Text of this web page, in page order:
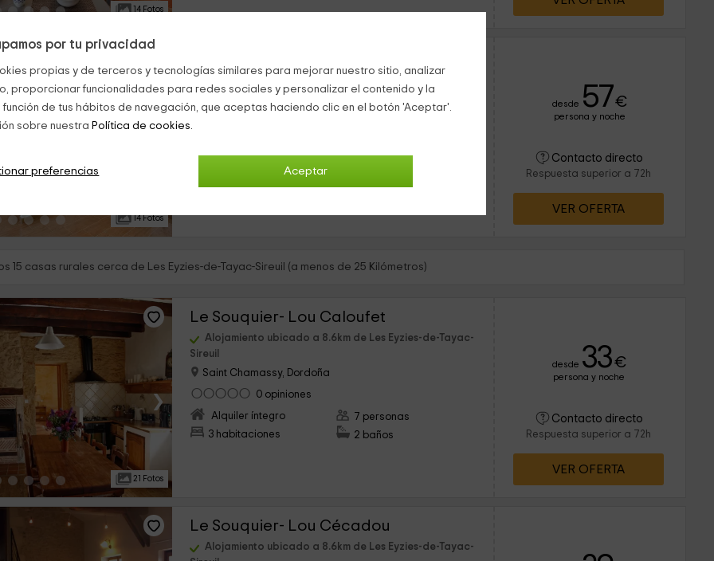
por tu privacidad
propias y de terceros y tecnologías similares para mejorar nuestro sitio, analizar
proporcionar funcionalidades para redes sociales y personalizar el contenido y la
de tus hábitos de navegación, que aceptas haciendo clic en el botón 'Aceptar'.
sobre nuestra Política de cookies.
Aceptar
preferencias
14 Fotos
›
14 Fotos
Les Eyzies-de-Tayac-Sireuil, Dordoña
0 opiniones
desde 57€
persona y noche
Contacto directo
Respuesta superior a 72h
VER OFERTA
15 casas rurales cerca de Les Eyzies-de-Tayac-Sireuil (a menos de 25 Kilómetros)
›
21 Fotos
Le Souquier- Lou Caloufet
Alojamiento ubicado a 8.6km de Les Eyzies-de-Tayac-
Sireuil
Saint Chamassy, Dordoña
0 opiniones
Alquiler íntegro
3 habitaciones
7 personas
2 baños
desde 33€
persona y noche
Contacto directo
Respuesta superior a 72h
VER OFERTA
Le Souquier- Lou Cécadou
Alojamiento ubicado a 8.6km de Les Eyzies-de-Tayac-